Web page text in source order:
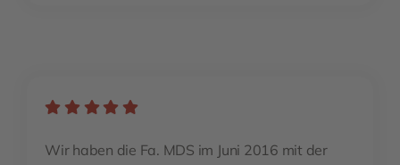
Wir haben die Fa. MDS im Juni 2016 mit der